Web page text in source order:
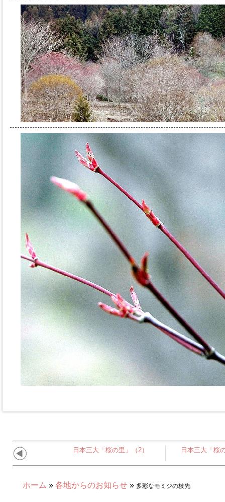
日本三大「桜の里」（2） 日本三大「桜
ホーム » 各地からのお知らせ » 多彩なモミジの枝先